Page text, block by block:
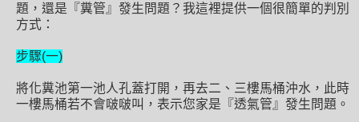
題，還是『糞管』發生問題？我這裡提供一個很簡單的判別
方式：
步驟(一)
將化糞池第一池人孔蓋打開，再去二、三樓馬桶沖水，此時
一樓馬桶若不會啵啵叫，表示您家是『透氣管』發生問題。